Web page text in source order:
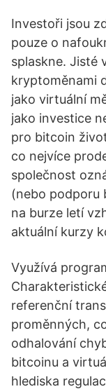
Investoři jsou
pouze o
splaskne. Jisté
kryptoměnami
jako virtuální
jako investice
pro bitcoin
co nejvíce
společnost
(nebo podporu
na burze letí
aktuální kurzy
Využívá
referenční
proměnných,
odhalování
bitcoinu a
hlediska